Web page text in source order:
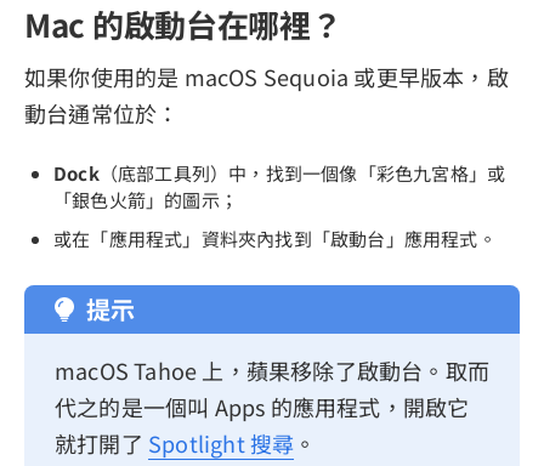
Mac 的啟動台在哪裡？
如果你使用的是 macOS Sequoia 或更早版本，啟
動台通常位於：
Dock（底部工具列）中，找到一個像「彩色九宮格」或
「銀色火箭」的圖示；
或在「應用程式」資料夾內找到「啟動台」應用程式。
提示
macOS Tahoe 上，蘋果移除了啟動台。取而
代之的是一個叫 Apps 的應用程式，開啟它
就打開了 Spotlight 搜尋 。